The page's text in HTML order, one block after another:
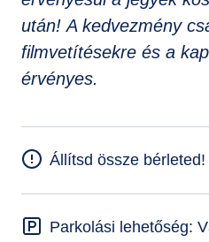
után! A kedvezmény
filmvetítésekre és a
érvényes.
Állítsd össze bérleted!
Parkolási lehetőség: